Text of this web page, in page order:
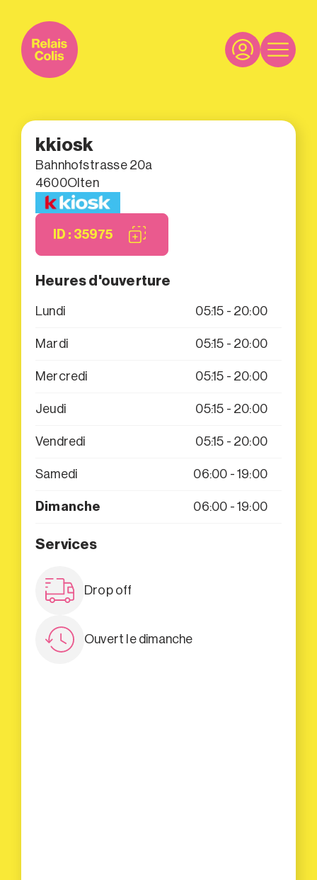
kkiosk
Bahnhofstrasse 20a
4600Olten
ID : 35975
Heures d'ouverture
Lundi 05:15 - 20:00
Mardi 05:15 - 20:00
Mercredi 05:15 - 20:00
Jeudi 05:15 - 20:00
Vendredi 05:15 - 20:00
Samedi 06:00 - 19:00
Dimanche 06:00 - 19:00
Services
Drop off
Ouvert le dimanche